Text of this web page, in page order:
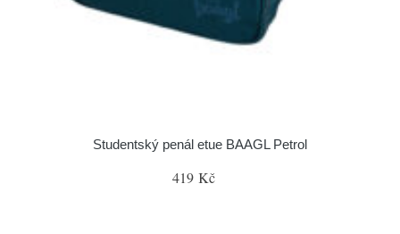
Studentský penál etue BAAGL Petrol
419 Kč